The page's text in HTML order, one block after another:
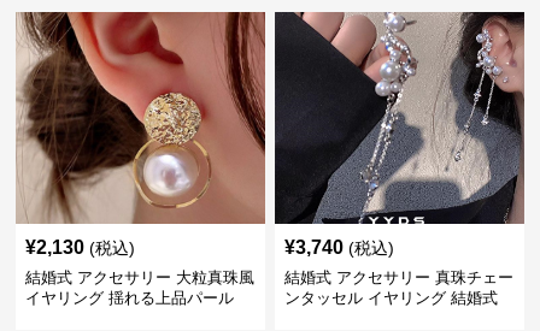
¥2,130 (税込)
結婚式 アクセサリー 大粒真珠風
イヤリング 揺れる上品パール
¥3,740 (税込)
結婚式 アクセサリー 真珠チェー
ンタッセル イヤリング 結婚式